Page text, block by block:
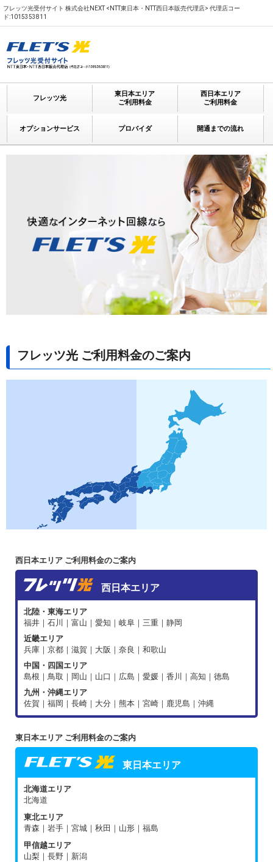
フレッツ光受付サイト 株式会社NEXT <NTT東日本・NTT西日本販売代理店> 代理店コー
ド:1015353811
フレッツ光
東日本エリア
ご利用料金
西日本エリア
ご利用料金
オプションサービス プロバイダ 開通までの流れ
フレッツ光 ご利用料金のご案内
西日本エリア ご利用料金のご案内
西日本エリア
北陸・東海エリア
福井｜石川｜富山｜愛知｜岐阜｜三重｜静岡
近畿エリア
兵庫｜京都｜滋賀｜大阪｜奈良｜和歌山
中国・四国エリア
島根｜鳥取｜岡山｜山口｜広島｜愛媛｜香川｜高知｜徳島
九州・沖縄エリア
佐賀｜福岡｜長崎｜大分｜熊本｜宮崎｜鹿児島｜沖縄
東日本エリア ご利用料金のご案内
東日本エリア
北海道エリア
北海道
東北エリア
青森｜岩手｜宮城｜秋田｜山形｜福島
甲信越エリア
山梨｜長野｜新潟